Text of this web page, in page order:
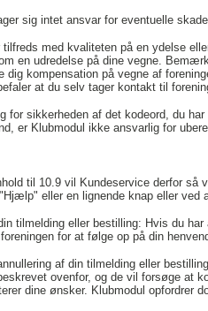
sig intet ansvar for eventuelle
med kvaliteten på en ydelse
en udredelse på dine vegne.
dig kompensation på vegne af
at du selv tager kontakt til
for sikkerheden af det kodeord, du
er Klubmodul ikke ansvarlig for
til 10.9 vil Kundeservice derfor
eller en lignende knap eller ved
tilmelding eller bestilling: Hvis du
for at følge op på din
af din tilmelding eller
ovenfor, og de vil forsøge at
dine ønsker. Klubmodul opfordrer